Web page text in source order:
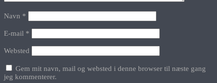
Navn *
E-mail *
Websted
Gem mit navn, mail og websted i denne browser til næste gang
jeg kommenterer.